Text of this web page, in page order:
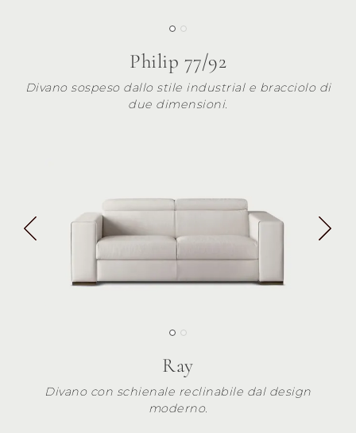
Philip 77/92
Divano sospeso dallo stile industrial e bracciolo di
due dimensioni.
Ray
Divano con schienale reclinabile dal design
moderno.